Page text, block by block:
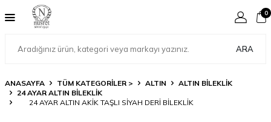
ARA
0
ANASAYFA TÜM KATEGORİLER > ALTIN
ALTIN BILEKLIK
24 AYAR ALTIN BILEKLIK
24 AYAR ALTIN AKIK TAŞLI SIYAH DERI BILEKLIK